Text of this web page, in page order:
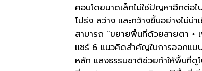
คอนโดขนาดเล็กไม่ใช่ปัญหาอีกต่อ
โปร่ง สว่าง และกว้างขึ้นอย่างไม่
สามารถ “ขยายพื้นที่ด้วยสายตา +
แชร์ 6 แนวคิดสำคัญในการออกแบ
หลัก แสงธรรมชาติช่วยทำให้พื้นที่ดู